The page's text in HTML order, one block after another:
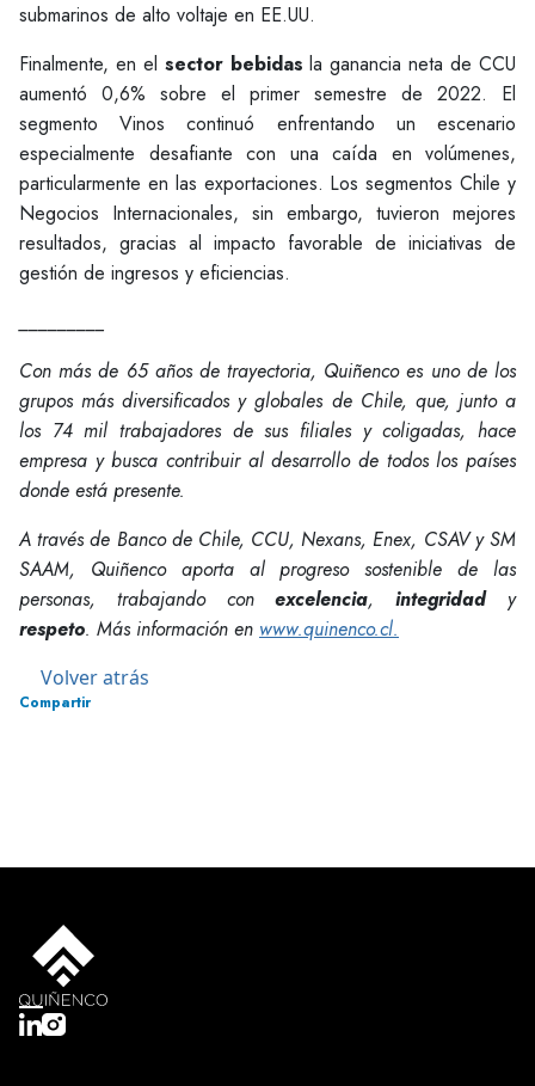
submarinos de alto voltaje en EE.UU.
Finalmente, en el sector bebidas la ganancia neta de CCU
aumentó 0,6% sobre el primer semestre de 2022. El
segmento Vinos continuó enfrentando un escenario
especialmente desafiante con una caída en volúmenes,
particularmente en las exportaciones. Los segmentos Chile y
Negocios Internacionales, sin embargo, tuvieron mejores
resultados, gracias al impacto favorable de iniciativas de
gestión de ingresos y eficiencias.
Con más de 65 años de trayectoria, Quiñenco es uno de los
grupos más diversificados y globales de Chile, que, junto a
los 74 mil trabajadores de sus filiales y coligadas, hace
empresa y busca contribuir al desarrollo de todos los países
donde está presente.
A través de Banco de Chile, CCU, Nexans, Enex, CSAV y SM
SAAM, Quiñenco aporta al progreso sostenible de las
personas, trabajando conexcelencia,integridady
respeto. Más información en www.quinenco.cl.
Volver atrás
Compartir